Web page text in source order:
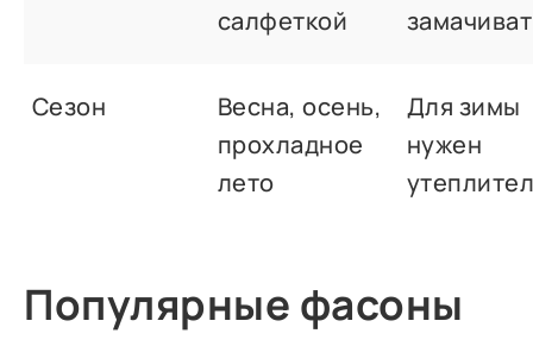
салфеткой
Сезон
Весна, осень,
прохладное
лето
Для зимы
нужен
Популярные фасоны